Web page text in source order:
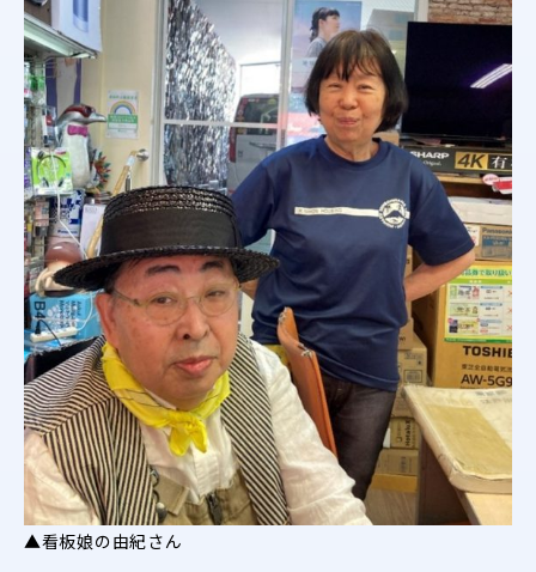
▲看板娘の由紀さん